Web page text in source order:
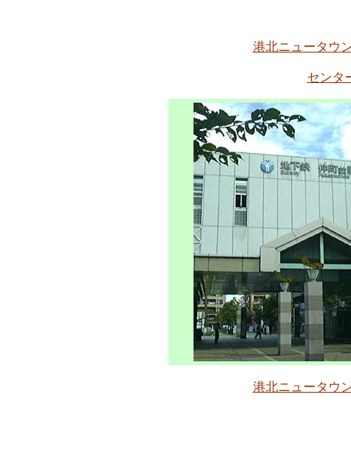
港北ニュータウ
センタ
港北ニュータウ